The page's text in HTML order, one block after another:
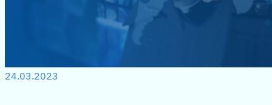
24.03.2023